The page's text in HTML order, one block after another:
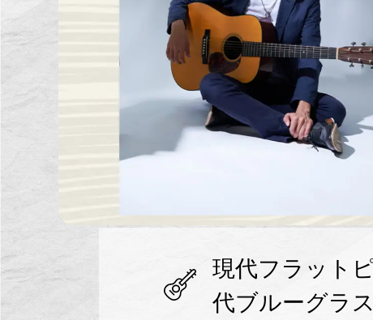
現代フラット
代ブルーグラ